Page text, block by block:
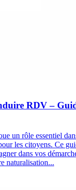
RDV –
un rôle essentiel
les citoyens. Ce
dans vos
naturalisation...